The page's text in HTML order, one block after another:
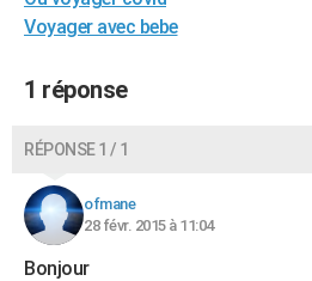
Dictionnaire
Biographies
Citations
Expressions
Proverbes
PROGRAMME TV
Bricolage
Lifestyle
Culture
Sport
Auto
Television
Voyage
Cinema
Voyager avec bebe
1 réponse
RÉPONSE 1 / 1
ofmane
28 févr. 2015 à 11:04
Bonjour